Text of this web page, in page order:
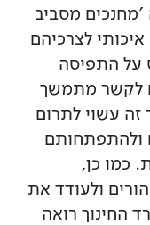
מסביב
לצרכיהם
על התפיסה
לקשר מתמשך
עשוי לתרום
ולהתפתחותם
כמו כן,
ולעודד את
החינוך רואה